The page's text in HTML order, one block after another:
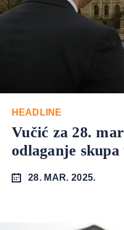
HEADLINE
Vučić za 28.
odlaganje
28. MAR. 2025.